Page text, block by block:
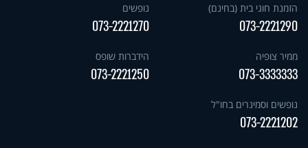
הזמנת חוגי בית (בחינם)
073-2221290
נופשים
073-2221270
ממיר צופיה
073-3333333
הידברות שופס
073-2221250
נופשים וסמינרים בחו"ל
073-2221202